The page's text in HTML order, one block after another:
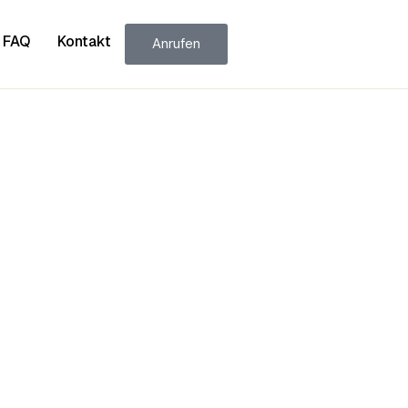
FAQ Kontakt Anrufen